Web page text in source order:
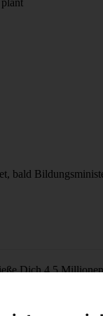
bald
Dich 4,5